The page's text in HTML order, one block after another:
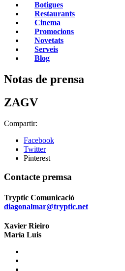
Botigues
Restaurants
Cinema
Promocions
Novetats
Serveis
Blog
Notas de prensa
ZAGV
Compartir:
Facebook
Twitter
Pinterest
Contacte premsa
Tryptic Comunicació
diagonalmar@tryptic.net
Xavier Rieiro
María Luis